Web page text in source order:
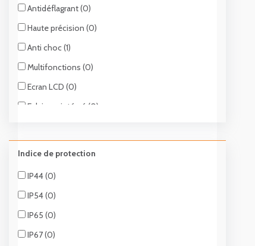
Antidéflagrant (0)
Haute précision (0)
Anti choc (1)
Multifonctions (0)
Ecran LCD (0)
Eclairage intégré (0)
Indice de protection
IP44 (0)
IP54 (0)
IP65 (0)
IP67 (0)